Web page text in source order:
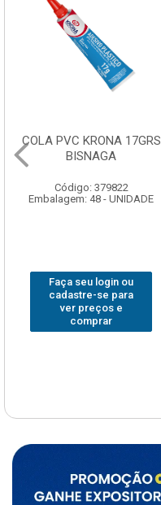
COLA PVC KRONA 17GRS
BISNAGA
Código: 379822
Embalagem: 48 - UNIDADE
Faça seu login ou
cadastre-se para
ver preços e
comprar